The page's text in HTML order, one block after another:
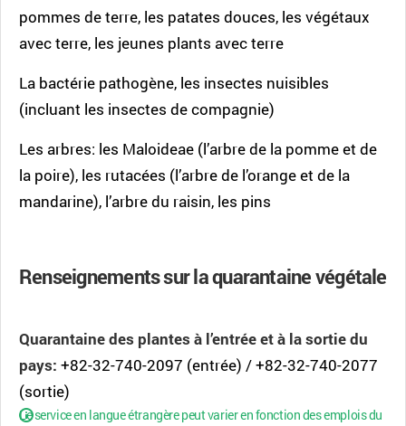
pommes de terre, les patates douces, les végétaux
avec terre, les jeunes plants avec terre
La bactérie pathogène, les insectes nuisibles
(incluant les insectes de compagnie)
Les arbres: les Maloideae (l’arbre de la pomme et de
la poire), les rutacées (l’arbre de l’orange et de la
mandarine), l’arbre du raisin, les pins
Renseignements sur la quarantaine végétale
Quarantaine des plantes à l’entrée et à la sortie du
pays: +82-32-740-2097 (entrée) / +82-32-740-2077
(sortie)
Le service en langue étrangère peut varier en fonction des emplois du